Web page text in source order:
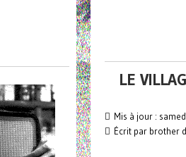
LE
Mis à jour :
Écrit par brother